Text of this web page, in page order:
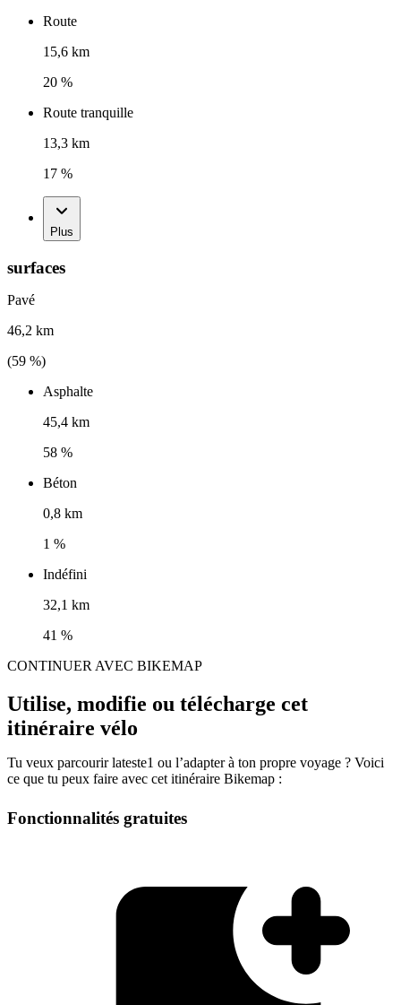
Route
15,6 km
20 %
Route tranquille
13,3 km
17 %
Plus
surfaces
Pavé
46,2 km
(59 %)
Asphalte
45,4 km
58 %
Béton
0,8 km
1 %
Indéfini
32,1 km
41 %
CONTINUER AVEC BIKEMAP
Utilise, modifie ou télécharge cet
itinéraire vélo
Tu veux parcourir lateste1 ou l’adapter à ton propre voyage ? Voici
ce que tu peux faire avec cet itinéraire Bikemap :
Fonctionnalités gratuites